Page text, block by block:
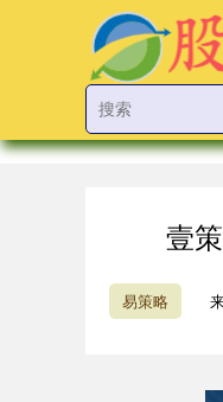
壹
易策略